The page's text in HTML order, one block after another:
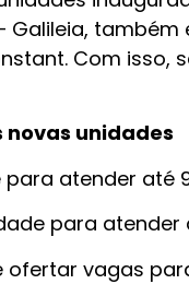
Galileia,
Com isso,
novas unidades
atender até
para
ofertar vagas